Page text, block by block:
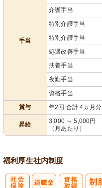
手当
介護手当
特別介護手当
特別介護手当
処遇改善手当
扶養手当
夜勤手当
資格手当
賞与
年2回 合計 4ヵ月分
昇給
3,000 ～ 5,000円
（月あたり）
福利厚生社内制度